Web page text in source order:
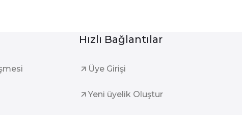
Hızlı Bağlantılar
Üye Girişi
Yeni üyelik Oluştur